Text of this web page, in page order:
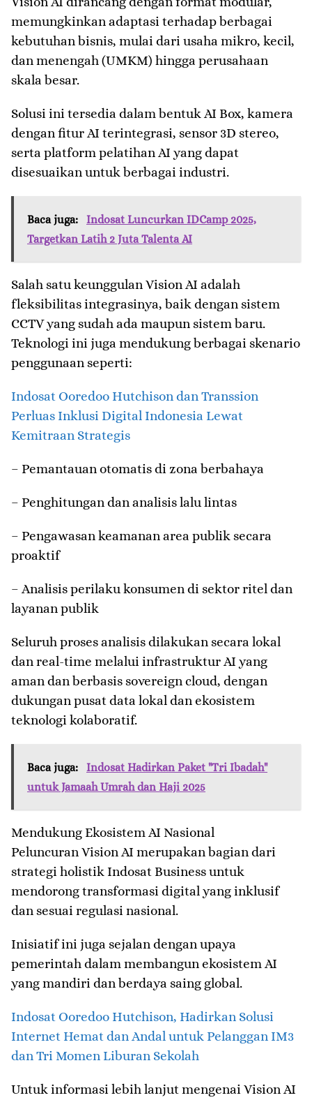
memungkinkan adaptasi terhadap berbagai
kebutuhan bisnis, mulai dari usaha mikro, kecil,
dan menengah (UMKM) hingga perusahaan
skala besar.
Solusi ini tersedia dalam bentuk AI Box, kamera
dengan fitur AI terintegrasi, sensor 3D stereo,
serta platform pelatihan AI yang dapat
disesuaikan untuk berbagai industri.
Baca juga:
Indosat Luncurkan IDCamp 2025,
Targetkan Latih 2 Juta Talenta AI
Salah satu keunggulan Vision AI adalah
fleksibilitas integrasinya, baik dengan sistem
CCTV yang sudah ada maupun sistem baru.
Teknologi ini juga mendukung berbagai skenario
penggunaan seperti:
Indosat Ooredoo Hutchison dan Transsion
Perluas Inklusi Digital Indonesia Lewat
Kemitraan Strategis
– Pemantauan otomatis di zona berbahaya
– Penghitungan dan analisis lalu lintas
– Pengawasan keamanan area publik secara
proaktif
– Analisis perilaku konsumen di sektor ritel dan
layanan publik
Seluruh proses analisis dilakukan secara lokal
dan real-time melalui infrastruktur AI yang
aman dan berbasis sovereign cloud, dengan
dukungan pusat data lokal dan ekosistem
teknologi kolaboratif.
Baca juga:
Indosat Hadirkan Paket "Tri Ibadah"
untuk Jamaah Umrah dan Haji 2025
Mendukung Ekosistem AI Nasional
Peluncuran Vision AI merupakan bagian dari
strategi holistik Indosat Business untuk
mendorong transformasi digital yang inklusif
dan sesuai regulasi nasional.
Inisiatif ini juga sejalan dengan upaya
pemerintah dalam membangun ekosistem AI
yang mandiri dan berdaya saing global.
Indosat Ooredoo Hutchison, Hadirkan Solusi
Internet Hemat dan Andal untuk Pelanggan IM3
dan Tri Momen Liburan Sekolah
Untuk informasi lebih lanjut mengenai Vision AI